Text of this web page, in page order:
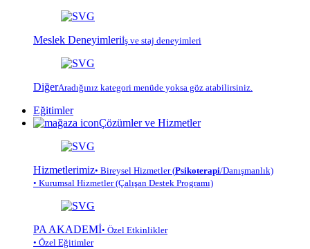
Meslek Deneyimleriİş ve staj deneyimleri
DiğerAradığınız kategori menüde yoksa göz atabilirsiniz.
Eğitimler
Çözümler ve Hizmetler
Hizmetlerimiz• Bireysel Hizmetler (Psikoterapi/Danışmanlık)
• Kurumsal Hizmetler (Çalışan Destek Programı)
PA AKADEMİ• Özel Etkinlikler
• Özel Eğitimler